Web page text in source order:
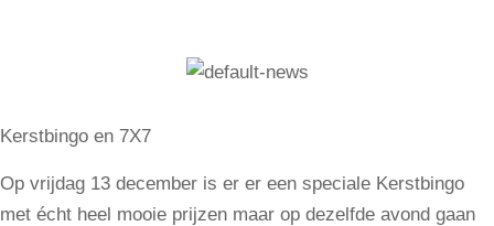
Kerstbingo en 7X7
Op vrijdag 13 december is er er een speciale Kerstbingo
met écht heel mooie prijzen maar op dezelfde avond gaan